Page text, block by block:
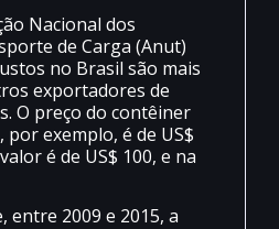
Nacional dos
de Carga (Anut)
no Brasil são mais
exportadores de
O preço do contêiner
exemplo, é de US$
é de US$ 100, e na
entre 2009 e 2015, a